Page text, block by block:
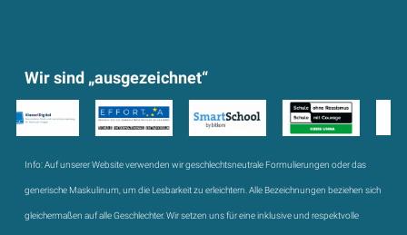
Wir sind „ausgezeichnet“
Info:Auf unserer Website verwenden wir geschlechtsneutrale Formulierungen oder das
generische Maskulinum, um die Lesbarkeit zu erleichtern. Alle Bezeichnungen beziehen sich
gleichermaßen auf alle Geschlechter. Wir setzen uns für eine inklusive und respektvolle